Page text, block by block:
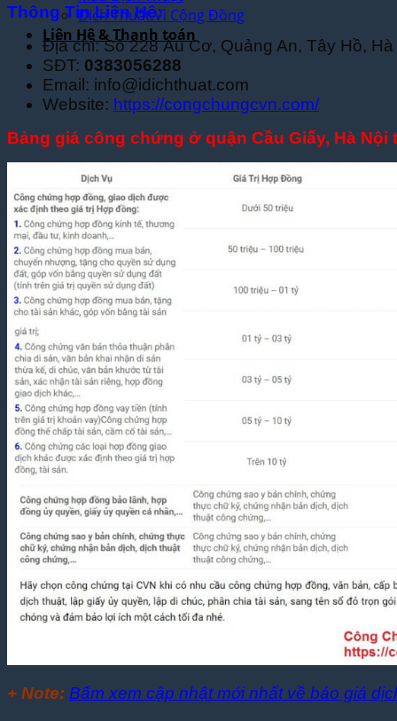
Dịch Thuật Vì Cộng Đồng
Liên Hệ & Thanh toán
Thông Tin Liên Hệ:
Địa chỉ: Số 228 Âu Cơ, Quảng An, Tây Hồ, Hà
SĐT: 0383056288
Email: info@idichthuat.com
Website: https://congchungcvn.com/
Bảng giá công chứng ở quận Cầu Giấy, Hà Nội
+ Note: Bấm xem cập nhật mới nhất về báo giá